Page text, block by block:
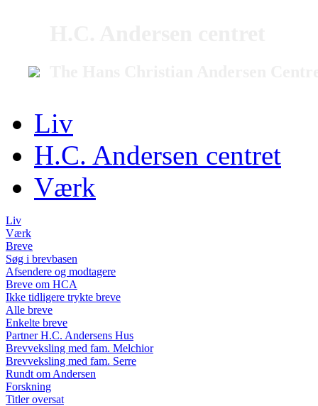
Liv
H.C. Andersen centret
Værk
Liv
Værk
Breve
Søg i brevbasen
Afsendere og modtagere
Breve om HCA
Ikke tidligere trykte breve
Alle breve
Enkelte breve
Partner H.C. Andersens Hus
Brevveksling med fam. Melchior
Brevveksling med fam. Serre
Rundt om Andersen
Forskning
Titler oversat